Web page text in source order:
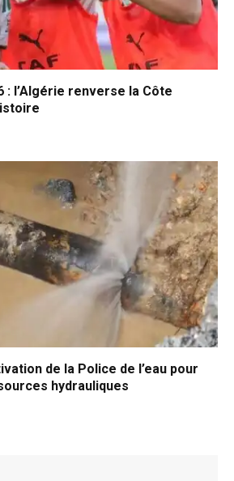
: l’Algérie renverse la Côte
de la Police de l’eau pour
hydrauliques